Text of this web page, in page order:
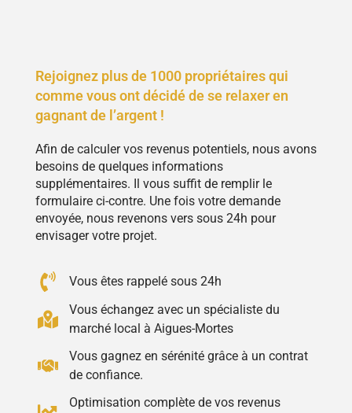
Rejoignez plus de 1000 propriétaires qui
comme vous ont décidé de se relaxer en
gagnant de l’argent !
Afin de calculer vos revenus potentiels, nous avons
besoins de quelques informations
supplémentaires. Il vous suffit de remplir le
formulaire ci-contre. Une fois votre demande
envoyée, nous revenons vers sous 24h pour
envisager votre projet.
Vous êtes rappelé sous 24h
Vous échangez avec un spécialiste du
marché local à Aigues-Mortes
Vous gagnez en sérénité grâce à un contrat
de confiance.
Optimisation complète de vos revenus